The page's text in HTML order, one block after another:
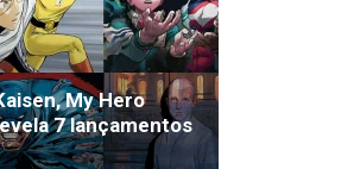
My Hero
7 lançamentos